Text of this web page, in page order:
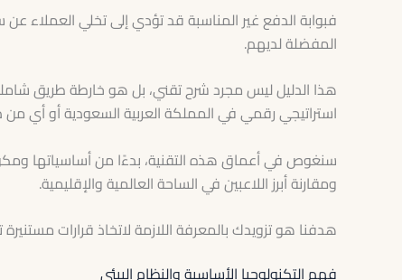
فبوابة الدفع غير المناسبة قد تؤدي إلى تخلي العملاء
المفضلة لديهم.
هذا الدليل ليس مجرد شرح تقني، بل هو خارطة طريق
استراتيجي رقمي في المملكة العربية السعودية أو أي من
سنغوص في أعماق هذه التقنية، بدءًا من أساسياتها
ومقارنة أبرز اللاعبين في الساحة العالمية والإقليمية.
هدفنا هو تزويدك بالمعرفة اللازمة لاتخاذ قرارات
فهم التكنولوجيا الأساسية والنظام البيئي